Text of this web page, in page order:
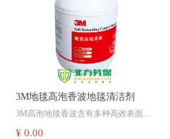
外开启，安全稳定。
锁轴按钮：快速装卸打磨片。
大功率电机：全铜线马达，使用寿命
纤巧机身：周长17.5CM，符合亚洲人
体工学设计，单手握持作业更舒适
3M地毯高泡香波地毯清洁剂
3M高泡地毯香波含有多种高效表面活
性剂，泡沫丰富持久，能有效清除重
在有效清除地毯中的灰尘、颗粒和油
¥ 0.00